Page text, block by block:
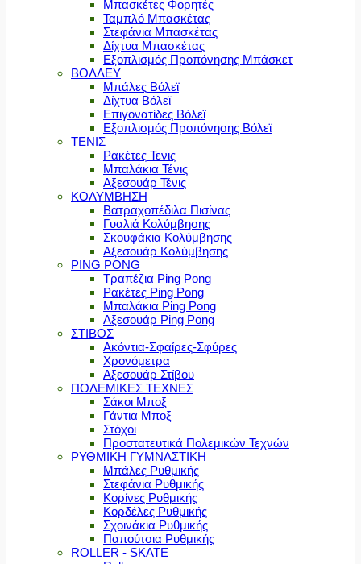
Μπασκέτες Φορητές
Ταμπλό Μπασκέτας
Στεφάνια Μπασκέτας
Δίχτυα Μπασκέτας
Εξοπλισμός Προπόνησης Μπάσκετ
ΒΟΛΛΕΥ
Μπάλες Βόλεϊ
Δίχτυα Βόλεϊ
Επιγονατίδες Βόλεϊ
Εξοπλισμός Προπόνησης Βόλεϊ
ΤΕΝΙΣ
Ρακέτες Τενις
Μπαλάκια Τένις
Αξεσουάρ Τένις
ΚΟΛΥΜΒΗΣΗ
Βατραχοπέδιλα Πισίνας
Γυαλιά Κολύμβησης
Σκουφάκια Κολύμβησης
Αξεσουάρ Κολύμβησης
PING PONG
Τραπέζια Ping Pong
Ρακέτες Ping Pong
Μπαλάκια Ping Pong
Αξεσουάρ Ping Pong
ΣΤΙΒΟΣ
Ακόντια-Σφαίρες-Σφύρες
Χρονόμετρα
Αξεσουάρ Στίβου
ΠΟΛΕΜΙΚΕΣ ΤΕΧΝΕΣ
Σάκοι Μποξ
Γάντια Μποξ
Στόχοι
Προστατευτικά Πολεμικών Τεχνών
ΡΥΘΜΙΚΗ ΓΥΜΝΑΣΤΙΚΗ
Μπάλες Ρυθμικής
Στεφάνια Ρυθμικής
Κορίνες Ρυθμικής
Κορδέλες Ρυθμικής
Σχοινάκια Ρυθμικής
Παπούτσια Ρυθμικής
ROLLER - SKATE